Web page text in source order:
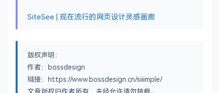
SiteSee | 现在流行的网页设计灵感画廊
版权声明：
作者：bossdesign
链接：https://www.bossdesign.cn/siiimple/